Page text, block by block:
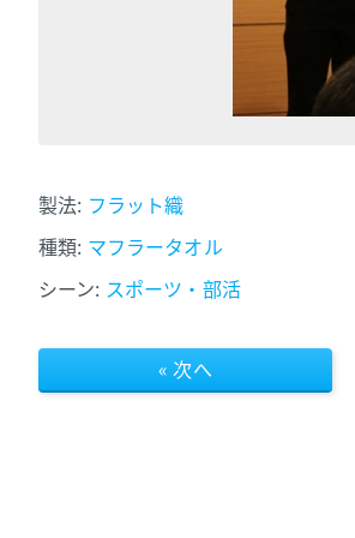
製法: フラット織
種類: マフラータオル
シーン: スポーツ・部活
« 次へ